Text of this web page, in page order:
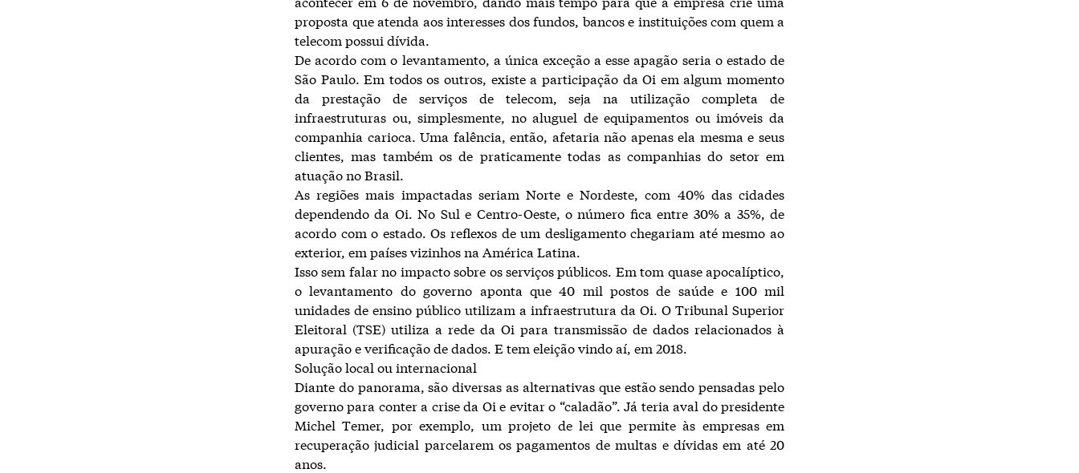
proposta que atenda aos interesses dos fundos, bancos e instituições com quem a
telecom possui dívida.
De acordo com o levantamento, a única exceção a esse apagão seria o estado de
São Paulo. Em todos os outros, existe a participação da Oi em algum momento
da prestação de serviços de telecom, seja na utilização completa de
infraestruturas ou, simplesmente, no aluguel de equipamentos ou imóveis da
companhia carioca. Uma falência, então, afetaria não apenas ela mesma e seus
clientes, mas também os de praticamente todas as companhias do setor em
atuação no Brasil.
As regiões mais impactadas seriam Norte e Nordeste, com 40% das cidades
dependendo da Oi. No Sul e Centro-Oeste, o número fica entre 30% a 35%, de
acordo com o estado. Os reflexos de um desligamento chegariam até mesmo ao
exterior, em países vizinhos na América Latina.
Isso sem falar no impacto sobre os serviços públicos. Em tom quase apocalíptico,
o levantamento do governo aponta que 40 mil postos de saúde e 100 mil
unidades de ensino público utilizam a infraestrutura da Oi. O Tribunal Superior
Eleitoral (TSE) utiliza a rede da Oi para transmissão de dados relacionados à
apuração e verificação de dados. E tem eleição vindo aí, em 2018.
Solução local ou internacional
Diante do panorama, são diversas as alternativas que estão sendo pensadas pelo
governo para conter a crise da Oi e evitar o “caladão”. Já teria aval do presidente
Michel Temer, por exemplo, um projeto de lei que permite às empresas em
recuperação judicial parcelarem os pagamentos de multas e dívidas em até 20
anos.